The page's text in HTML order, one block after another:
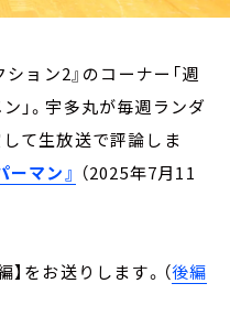
ョン2』のコーナー「週
」。宇多丸が毎週ランダ
て生放送で評論しま
ーマン』 （2025年7月11
をお送りします。（後編